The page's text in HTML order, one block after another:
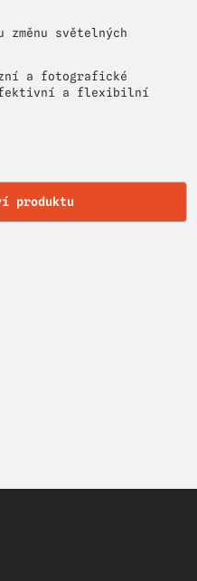
světelných
a fotografické
a flexibilní
produktu